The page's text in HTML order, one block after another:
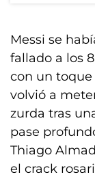
Messi se
fallado a los
con un toque
volvió a
zurda tras
pase
Thiago
el crack